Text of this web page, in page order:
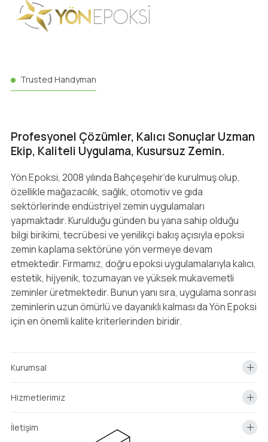
Trusted Handyman
Profesyonel Çözümler, Kalıcı Sonuçlar Uzman
Ekip, Kaliteli Uygulama, Kusursuz Zemin.
Yön Epoksi, 2008 yılında Bahçeşehir’de kurulmuş olup,
özellikle mağazacılık, sağlık, otomotiv ve gıda
sektörlerinde endüstriyel zemin uygulamaları
yapmaktadır. Kurulduğu günden bu yana sahip olduğu
bilgi birikimi, tecrübesi ve yenilikçi bakış açısıyla epoksi
zemin kaplama sektörüne yön vermeye devam
etmektedir. Firmamız, doğru epoksi uygulamalarıyla kalıcı,
estetik, hijyenik, tozumayan ve yüksek mukavemetli
zeminler üretmektedir. Bunun yanı sıra, uygulama sonrası
zeminlerin uzun ömürlü ve dayanıklı kalması da Yön Epoksi
için en önemli kalite kriterlerinden biridir.
Kurumsal
Hizmetlerimiz
İletişim